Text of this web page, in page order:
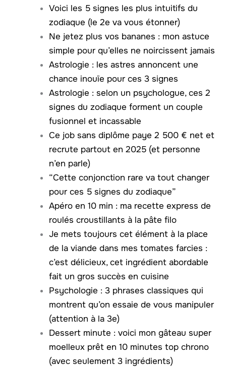
Voici les 5 signes les plus intuitifs du
zodiaque (le 2e va vous étonner)
Ne jetez plus vos bananes : mon astuce
simple pour qu’elles ne noircissent jamais
Astrologie : les astres annoncent une
chance inouïe pour ces 3 signes
Astrologie : selon un psychologue, ces 2
signes du zodiaque forment un couple
fusionnel et incassable
Ce job sans diplôme paye 2 500 € net et
recrute partout en 2025 (et personne
n’en parle)
“Cette conjonction rare va tout changer
pour ces 5 signes du zodiaque”
Apéro en 10 min : ma recette express de
roulés croustillants à la pâte filo
Je mets toujours cet élément à la place
de la viande dans mes tomates farcies :
c’est délicieux, cet ingrédient abordable
fait un gros succès en cuisine
Psychologie : 3 phrases classiques qui
montrent qu’on essaie de vous manipuler
(attention à la 3e)
Dessert minute : voici mon gâteau super
moelleux prêt en 10 minutes top chrono
(avec seulement 3 ingrédients)